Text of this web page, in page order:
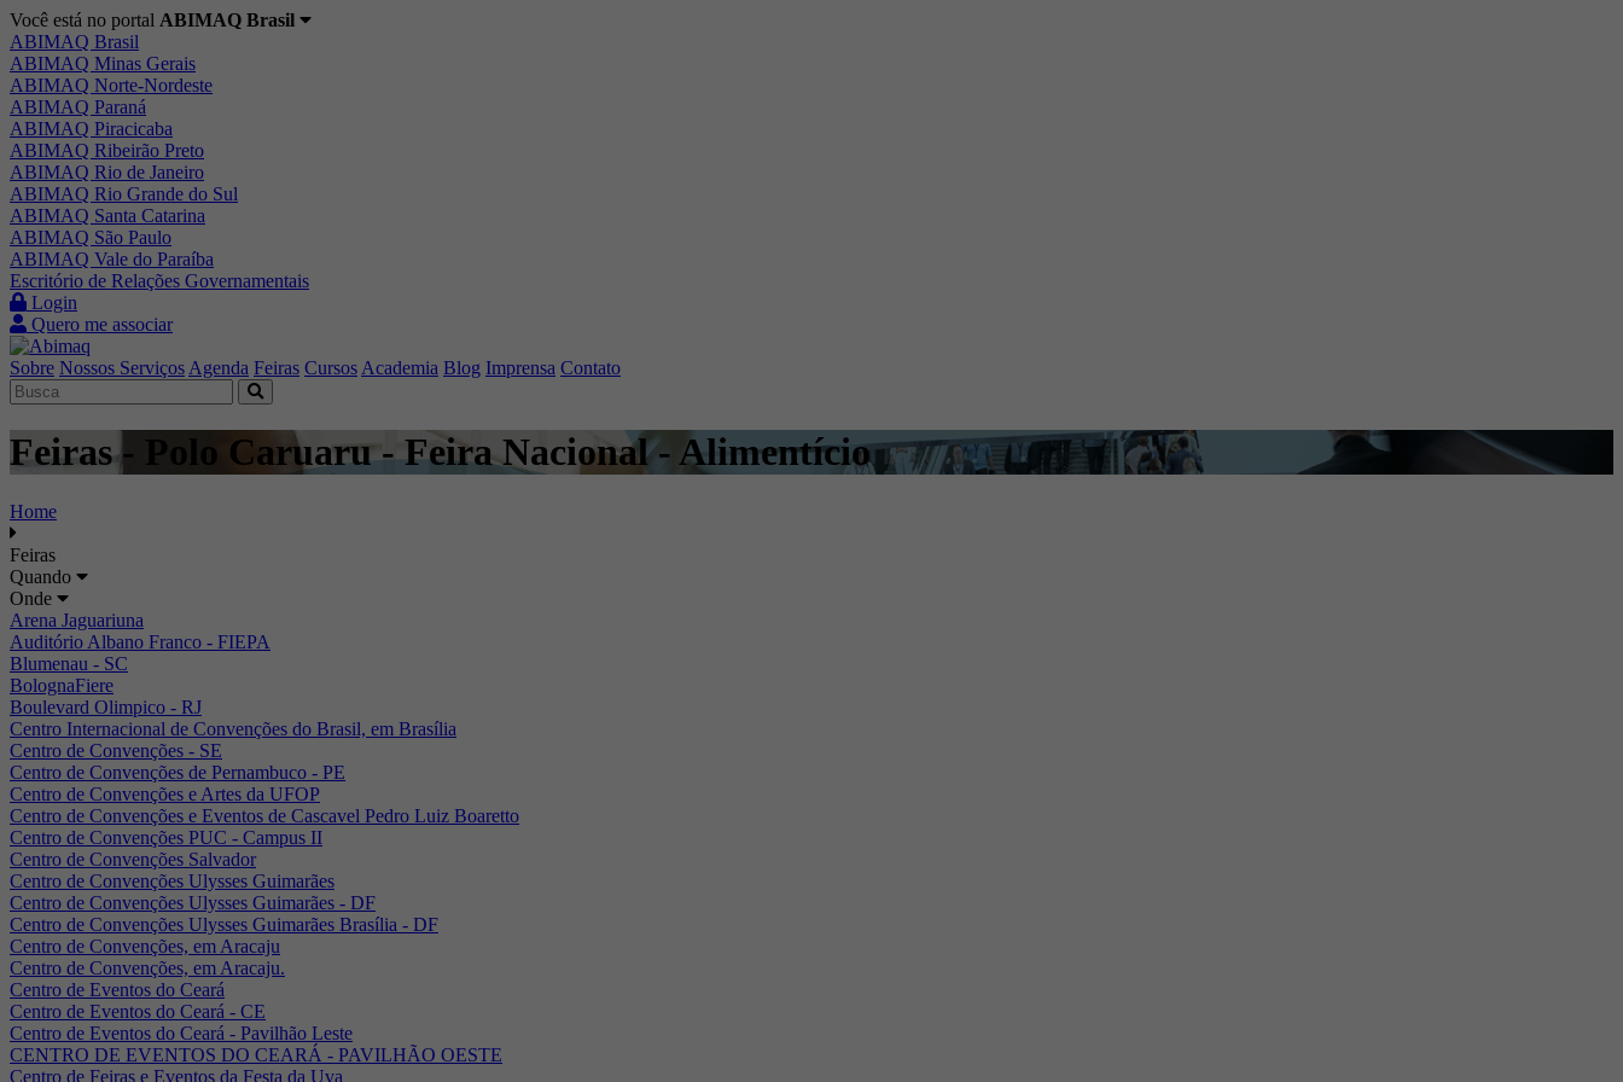
Você está no portal ABIMAQ Brasil
ABIMAQ Brasil
ABIMAQ Minas Gerais
ABIMAQ Norte-Nordeste
ABIMAQ Paraná
ABIMAQ Piracicaba
ABIMAQ Ribeirão Preto
ABIMAQ Rio de Janeiro
ABIMAQ Rio Grande do Sul
ABIMAQ Santa Catarina
ABIMAQ São Paulo
ABIMAQ Vale do Paraíba
Escritório de Relações Governamentais
Login
Quero me associar
Sobre Nossos Serviços Agenda Feiras Cursos Academia Blog Imprensa Contato
Feiras - Polo Caruaru - Feira Nacional - Alimentício
Home
Feiras
Quando
Onde
Arena Jaguariuna
Auditório Albano Franco - FIEPA
Blumenau - SC
BolognaFiere
Boulevard Olimpico - RJ
Centro Internacional de Convenções do Brasil, em Brasília
Centro de Convenções - SE
Centro de Convenções de Pernambuco - PE
Centro de Convenções e Artes da UFOP
Centro de Convenções e Eventos de Cascavel Pedro Luiz Boaretto
Centro de Convenções PUC - Campus II
Centro de Convenções Salvador
Centro de Convenções Ulysses Guimarães
Centro de Convenções Ulysses Guimarães - DF
Centro de Convenções Ulysses Guimarães Brasília - DF
Centro de Convenções, em Aracaju
Centro de Convenções, em Aracaju.
Centro de Eventos do Ceará
Centro de Eventos do Ceará - CE
Centro de Eventos do Ceará - Pavilhão Leste
CENTRO DE EVENTOS DO CEARÁ - PAVILHÃO OESTE
Centro de Feiras e Eventos da Festa da Uva